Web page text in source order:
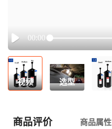
Play
00:00
视频 选型
商品评价 商品属性